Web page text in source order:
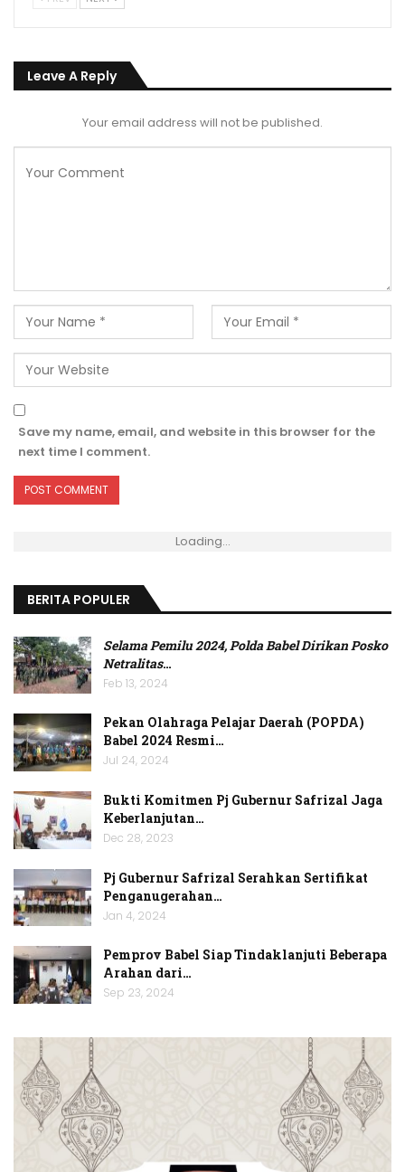
Leave A Reply
Your email address will not be published.
Save my name, email, and website in this browser for the
next time I comment.
Loading...
BERITA POPULER
Selama Pemilu 2024, Polda Babel Dirikan Posko
Netralitas…
Feb 13, 2024
Pekan Olahraga Pelajar Daerah (POPDA)
Babel 2024 Resmi…
Jul 24, 2024
Bukti Komitmen Pj Gubernur Safrizal Jaga
Keberlanjutan…
Dec 28, 2023
Pj Gubernur Safrizal Serahkan Sertifikat
Penganugerahan…
Jan 4, 2024
Pemprov Babel Siap Tindaklanjuti Beberapa
Arahan dari…
Sep 23, 2024